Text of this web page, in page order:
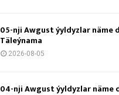
05-nji Awgust ýyldyzlar näme
Täleýnama
2026-08-05
04-nji Awgust ýyldyzlar näme